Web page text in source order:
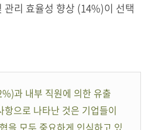
관리 효율성 향상 (14%)이 선택
과 내부 직원에 의한 유출
으로 나타난 것은 기업들이